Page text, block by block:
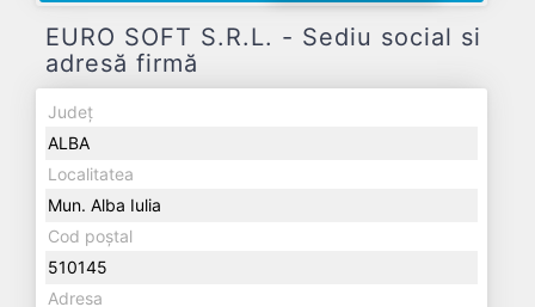
EURO SOFT S.R.L. - Sediu social si
adresă firmă
Județ
ALBA
Localitatea
Mun. Alba Iulia
Cod poștal
510145
Adresa